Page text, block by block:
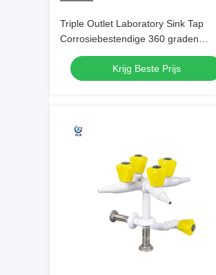
Triple Outlet Laboratory Sink Tap
Corrosiebestendige 360 graden
draaiende laboratoriumkraan
Krijg Beste Prijs